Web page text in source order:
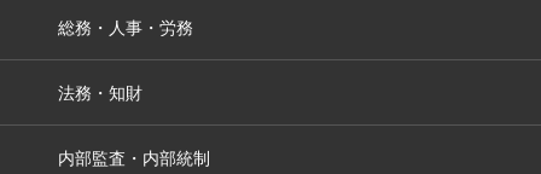
総務・人事・労務
法務・知財
内部監査・内部統制